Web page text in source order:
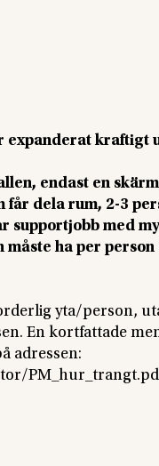
kraftigt
endast en
får dela rum, 2-3
supportjobb med
ha per
yta/person,
En kortfattade
adressen: